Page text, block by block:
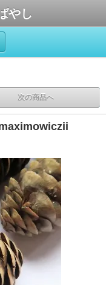
やし
次の商品へ